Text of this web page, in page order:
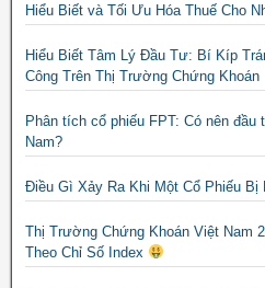
Hiểu Biết và Tối Ưu Hóa Thuế Cho
Hiểu Biết Tâm Lý Đầu Tư: Bí Kíp
Công Trên Thị Trường Chứng Khoán
Phân tích cổ phiếu FPT: Có nên
Nam?
Điều Gì Xảy Ra Khi Một Cổ Phiếu Bị
Thị Trường Chứng Khoán Việt Nam
Theo Chỉ Số Index